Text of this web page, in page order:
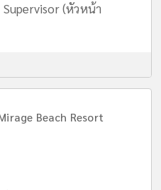
(หัวหน้า
Beach Resort